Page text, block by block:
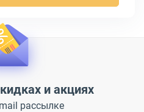
и акциях
рассылке